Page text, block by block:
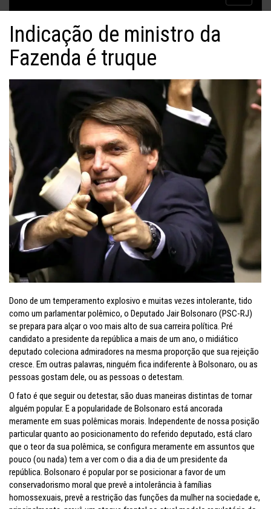
Indicação de ministro da
Fazenda é truque
Dono de um temperamento explosivo e muitas vezes intolerante, tido
como um parlamentar polêmico, o Deputado Jair Bolsonaro (PSC-RJ)
se prepara para alçar o voo mais alto de sua carreira política. Pré
candidato a presidente da república a mais de um ano, o midiático
deputado coleciona admiradores na mesma proporção que sua rejeição
cresce. Em outras palavras, ninguém fica indiferente à Bolsonaro, ou as
pessoas gostam dele, ou as pessoas o detestam.
O fato é que seguir ou detestar, são duas maneiras distintas de tornar
alguém popular. E a popularidade de Bolsonaro está ancorada
meramente em suas polêmicas morais. Independente de nossa posição
particular quanto ao posicionamento do referido deputado, está claro
que o teor da sua polêmica, se configura meramente em assuntos que
pouco (ou nada) tem a ver com o dia a dia de um presidente da
república. Bolsonaro é popular por se posicionar a favor de um
conservadorismo moral que prevê a intolerância à famílias
homossexuais, prevê a restrição das funções da mulher na sociedade e,